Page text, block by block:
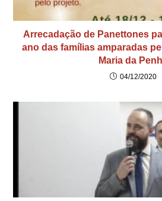
Arrecadação de Panettones
ano das famílias amparadas
Maria da
04/12/2020